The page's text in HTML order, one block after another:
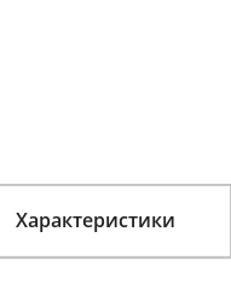
Характеристики